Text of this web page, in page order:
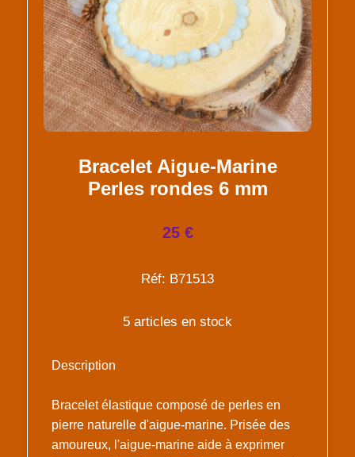
Bracelet Aigue-Marine
Perles rondes 6 mm
25 €
Réf: B71513
5 articles en stock
Description
Bracelet élastique composé de perles en
pierre naturelle d'aigue-marine. Prisée des
amoureux, l'aigue-marine aide à exprimer